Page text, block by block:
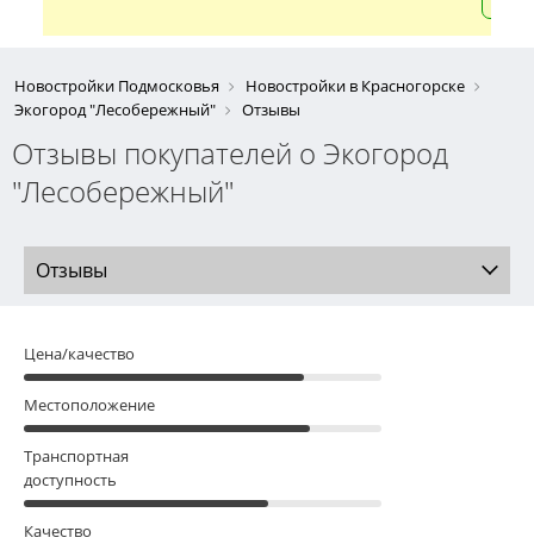
Новостройки Подмосковья
Новостройки в Красногорске
Экогород "Лесобережный"
Отзывы
Отзывы покупателей о Экогород
"Лесобережный"
Отзывы
Цена/качество
Местоположение
Транспортная
доступность
Качество